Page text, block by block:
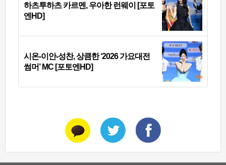
하츠투하츠 카르멘, 우아한 런웨이 [포토
엔HD]
시온-이안-성찬, 상큼한 ‘2026 가요대전
썸머’ MC [포토엔HD]